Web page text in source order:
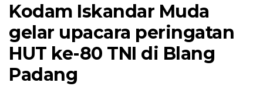
Kodam Iskandar Muda
gelar upacara peringatan
HUT ke-80 TNI di Blang
Padang